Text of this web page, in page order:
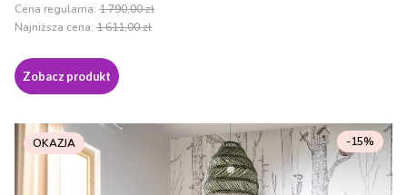
Cena regularna: 1 790,00 zł
Najniższa cena: 1 611,00 zł
Zobacz produkt
OKAZJA -15%